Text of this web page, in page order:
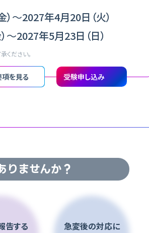
〜2027年4月20日（火）
〜2027年5月23日（日）
ださい。
を見る 受験申し込み
りませんか？
告する
急変後の対応に